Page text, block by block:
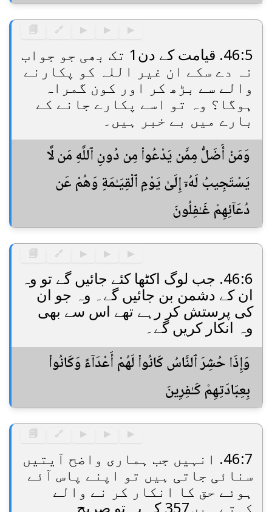
▶
▶
▶
🔗
🗐
46:5. قیامت کے دن1 تک بھی جو جواب
نہ دے سکے ان غیر اللہ کو پکارنے
والے سے بڑھ کر اور کون گمراہ
ہوگا؟ وہ تو اسے پکارے جانے کے
بارے میں بے خبر ہیں۔
وَمَنْ أَضَلُّ مِمَّن يَدْعُوا۟ مِن دُونِ ٱللَّهِ مَن لَّا
يَسْتَجِيبُ لَهُۥٓ إِلَىٰ يَوْمِ ٱلْقِيَـٰمَةِ وَهُمْ عَن
دُعَآئِهِمْ غَـٰفِلُونَ
▶
▶
▶
🔗
🗐
46:6. جب لوگ اکٹھا کئے جائیں گے تو وہ
ان کے دشمن بن جائیں گے۔ وہ جو ان
کی پرستش کر رہے تھے اس سے بھی
وہ انکار کریں گے۔
وَإِذَا حُشِرَ ٱلنَّاسُ كَانُوا۟ لَهُمْ أَعْدَآءً وَكَانُوا۟
بِعِبَادَتِهِمْ كَـٰفِرِينَ
▶
▶
▶
🔗
🗐
46:7. انہیں جب ہماری واضح آیتیں
سنائی جاتی ہیں تو اپنے پاس آئے
ہوئے حق کا انکار کر نے والے